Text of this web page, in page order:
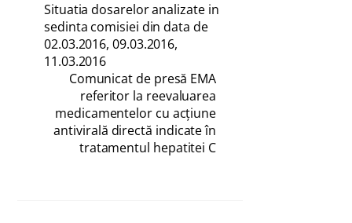
Situatia dosarelor analizate in
sedinta comisiei din data de
02.03.2016, 09.03.2016,
11.03.2016
Comunicat de presă EMA
referitor la reevaluarea
medicamentelor cu acţiune
antivirală directă indicate în
tratamentul hepatitei C